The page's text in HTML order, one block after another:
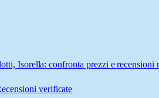
Isorella: confronta prezzi e recensioni
verificate